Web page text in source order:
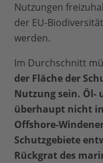
Nutzungen
der EU-
werden.
Im Durchschnitt
der Fläche der
Nutzung sein. Öl-
überhaupt nicht
Offshore-
Schutzgebiete
Rückgrat des